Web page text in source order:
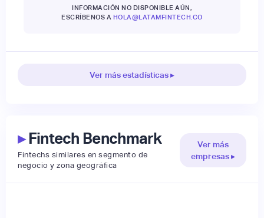
INFORMACIÓN NO DISPONIBLE AÚN,
ESCRÍBENOS A HOLA@LATAMFINTECH.CO
Ver más estadísticas ▸
▸Fintech Benchmark
Fintechs similares en segmento de
negocio y zona geográfica
Ver más
empresas ▸